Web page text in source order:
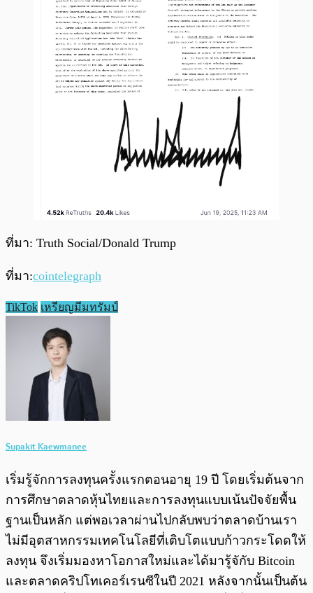
ที่มา: Truth Social/Donald Trump
ที่มา:cointelegraph
TikTok เหรียญมีมทรัมป์
Supakit Kaewmanee
เริ่มรู้จักการลงทุนครั้งแรกตอนอายุ 19 ปี โดยเริ่มต้นจาก
การศึกษาตลาดหุ้นไทยและการลงทุนแบบเน้นปัจจัยพื้น
ฐานเป็นหลัก แต่พอเวลาผ่านไปกลับพบว่าตลาดบ้านเรา
ไม่มีอุตสาหกรรมเทคโนโลยีที่เติบโตแบบก้าวกระโดดให้
ลงทุน จึงเริ่มมองหาโอกาสใหม่และได้มารู้จักับ Bitcoin
และตลาดคริปโทเคอร์เรนซีในปี 2021 หลังจากนั้นเป็นต้น